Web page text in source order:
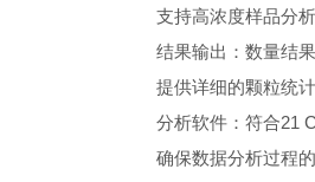
支持高浓度样品分析
结果输出：数量结果
提供详细的颗粒统计
分析软件：符合21
确保数据分析过程的